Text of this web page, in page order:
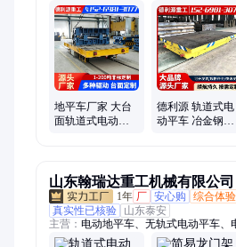
车、电动平板车、智能轨道车、低压轨
池平板车、电动旋转平车、电动升降平
搬运台车、遥控电动搬运车、行车柔性
定制、厂区转运车、移动式墙壁吊、立
轮、厂区搬运过跨车、工件运输平板车
地平车厂家 大台
面轨道式电动平
德利源 轨道式电
动平车 冶金钢厂
山东翰瑞达重工机械有限公司
1年 厂 安心购 综合体
真实性已核验
山东泰安
主营： 电动地平车、无轨式电动平车、
平车、电动龙门架、10吨电动平车、电